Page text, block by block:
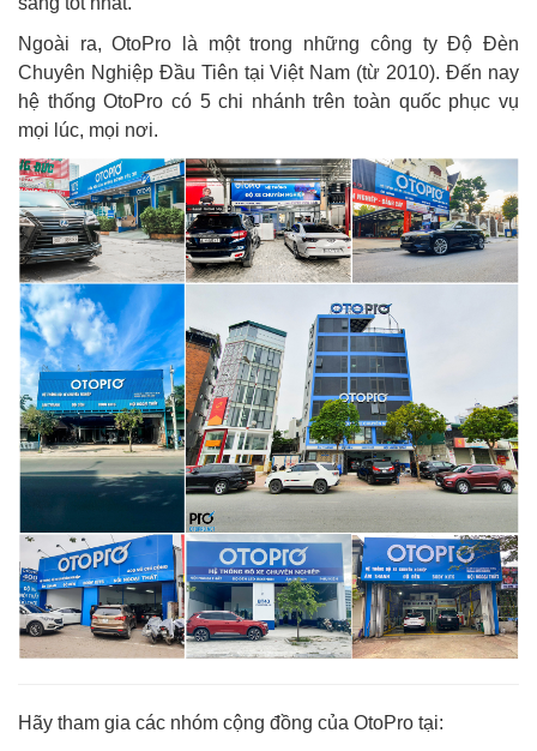
Ngoài ra, OtoPro là một trong những công ty Độ Đèn
Chuyên Nghiệp Đầu Tiên tại Việt Nam (từ 2010). Đến nay
hệ thống OtoPro có 5 chi nhánh trên toàn quốc phục vụ
mọi lúc, mọi nơi.
Hãy tham gia các nhóm cộng đồng của OtoPro tại: